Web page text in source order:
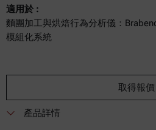
適用於 :
麵團加工與烘焙行為分析儀：
模組化系統
取得報價
產品詳情